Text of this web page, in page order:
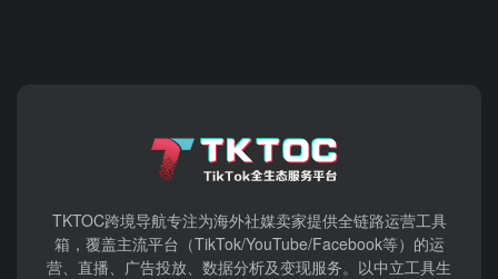
TKTOC跨境导航​专注为海外社媒卖家提供全链路运营工具
箱，覆盖主流平台（TikTok/YouTube/Facebook等）​的运
营、直播、广告投放、数据分析及变现服务。以中立工具生